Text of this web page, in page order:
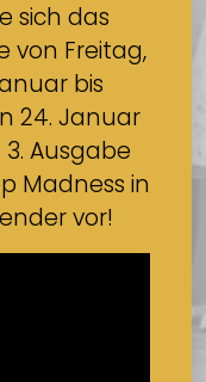
sich das
von Freitag,
bis
24. Januar
Ausgabe
Madness in
vor!